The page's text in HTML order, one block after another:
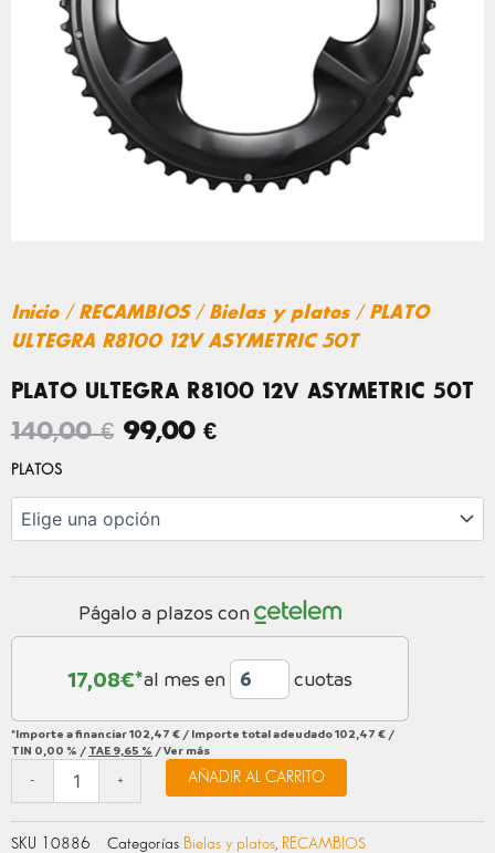
Inicio/ RECAMBIOS/ Bielas y platos/ PLATO
ULTEGRA R8100 12V ASYMETRIC 50T
PLATO ULTEGRA R8100 12V ASYMETRIC 50T
140,00€ EL
ERA:
140,00 €.
99,00 €EL
99,00 €.
PLATOS
Págalo a plazos con
17,08€*al mes en cuotas
*Importe a financiar102,47 € / Importe total adeudado102,47 € /
TIN 0,00 % / TAE 9,65 % /Ver más
-
PLATO
12V
+ AÑADIR AL CARRITO
SKU 10886 Categorías Bielas y platos RECAMBIOS